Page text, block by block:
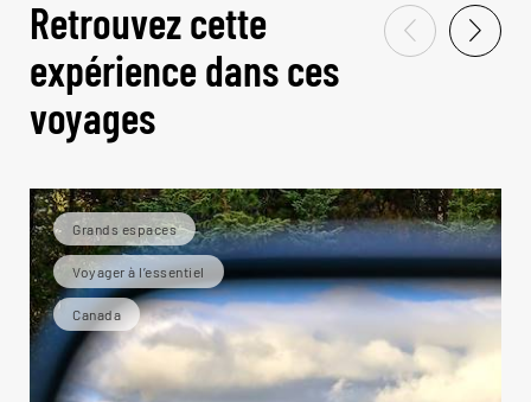
Retrouvez cette
expérience dans ces
voyages
Grands espaces
Voyager à l’essentiel
Canada